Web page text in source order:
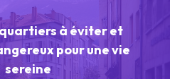
à éviter et
pour une vie
sereine